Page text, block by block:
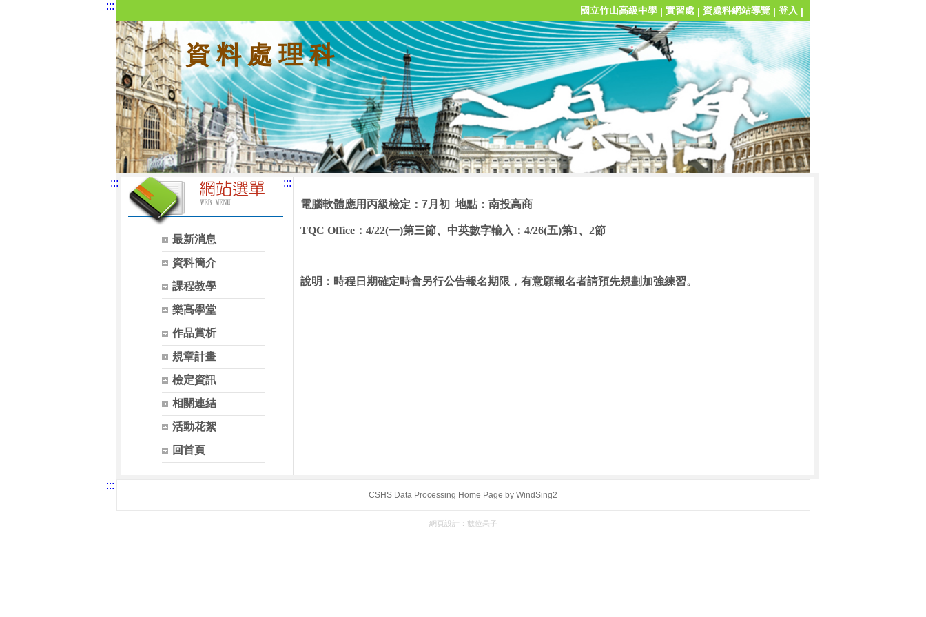
::: 國立竹山高級中學| 實習處| 資處科網站導覽| 登入 |
資 料 處 理 科
:::
最新消息
資科簡介
課程教學
樂高學堂
作品賞析
規章計畫
檢定資訊
相關連結
活動花絮
回首頁
:::
電腦軟體應用丙級檢定：7月初 地點：南投高商
TQC Office： 4/22(一)第三節、中英數字輸入： 4/26(五)第1、2節
說明：時程日期確定時會另行公告報名期限，有意願報名者請預先規劃加強練習。
:::
CSHS Data Processing Home Page by WindSing2
網頁設計： 數位果子